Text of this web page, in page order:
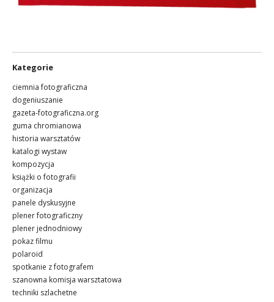
Kategorie
ciemnia fotograficzna
dogeniuszanie
gazeta-fotograficzna.org
guma chromianowa
historia warsztatów
katalogi wystaw
kompozycja
książki o fotografii
organizacja
panele dyskusyjne
plener fotograficzny
plener jednodniowy
pokaz filmu
polaroid
spotkanie z fotografem
szanowna komisja warsztatowa
techniki szlachetne